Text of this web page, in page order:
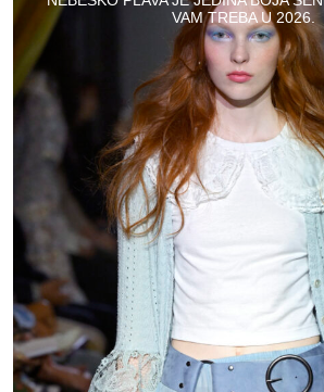
VAM TREBA U 2026.